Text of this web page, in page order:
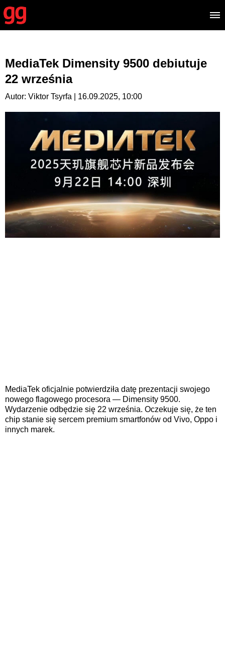
MediaTek Dimensity 9500 debiutuje
22 września
Autor: Viktor Tsyrfa | 16.09.2025, 10:00
MediaTek oficjalnie potwierdziła datę prezentacji swojego
nowego flagowego procesora — Dimensity 9500.
Wydarzenie odbędzie się 22 września. Oczekuje się, że ten
chip stanie się sercem premium smartfonów od Vivo, Oppo i
innych marek.